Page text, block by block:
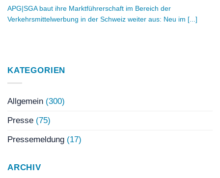
APG|SGA baut ihre Marktführerschaft im Bereich der
Verkehrsmittelwerbung in der Schweiz weiter aus: Neu im [...]
KATEGORIEN
Allgemein (300)
Presse (75)
Pressemeldung (17)
ARCHIV